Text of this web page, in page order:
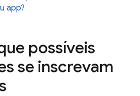
app?
possíveis
se inscrevam